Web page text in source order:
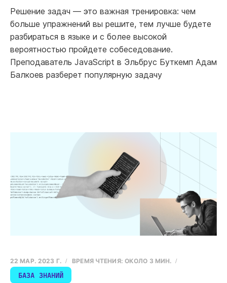
Решение задач — это важная тренировка: чем
больше упражнений вы решите, тем лучше будете
разбираться в языке и с более высокой
вероятностью пройдете собеседование.
Преподаватель JavaScript в Эльбрус Буткемп Адам
Балкоев разберет популярную задачу
22 МАР. 2023 Г. ВРЕМЯ ЧТЕНИЯ: ОКОЛО 3 МИН.
БАЗА ЗНАНИЙ